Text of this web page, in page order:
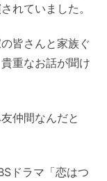
れていました。
皆さんと家族ぐ
重なお話が聞け
仲間なんだと
ドラマ「恋はつ